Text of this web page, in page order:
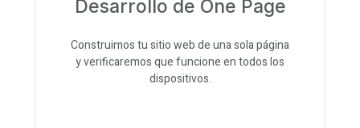
Desarrollo de One Page
Construimos tu sitio web de una sola página
y verificaremos que funcione en todos los
dispositivos.